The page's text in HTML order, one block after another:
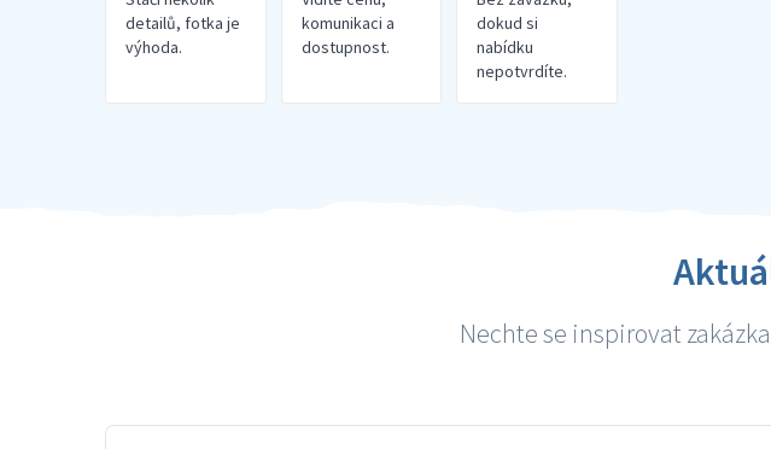
detailů, fotka je
výhoda.
komunikaci a
dostupnost.
dokud si
nabídku
nepotvrdíte.
Nechte se inspirovat